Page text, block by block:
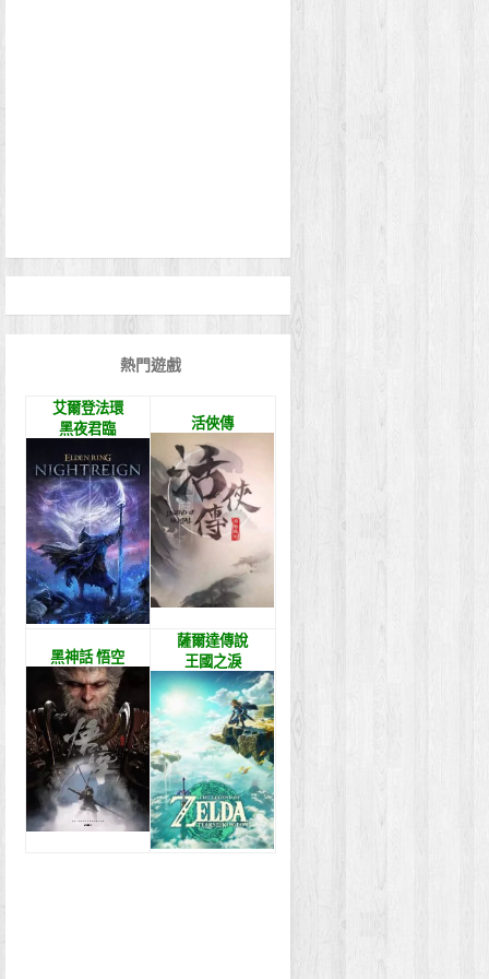
熱門遊戲
艾爾登法環
黑夜君臨
活俠傳
黑神話 悟空
薩爾達傳說
王國之淚